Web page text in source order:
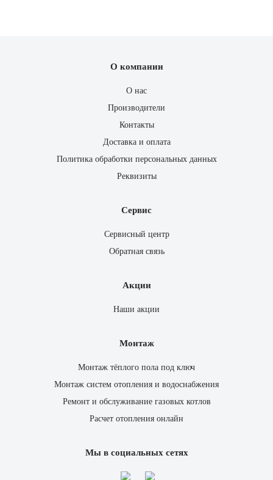
О компании
О нас
Производители
Контакты
Доставка и оплата
Политика обработки персональных данных
Реквизиты
Сервис
Сервисный центр
Обратная связь
Акции
Наши акции
Монтаж
Монтаж тёплого пола под ключ
Монтаж систем отопления и водоснабжения
Ремонт и обслуживание газовых котлов
Расчет отопления онлайн
Мы в социальных сетях